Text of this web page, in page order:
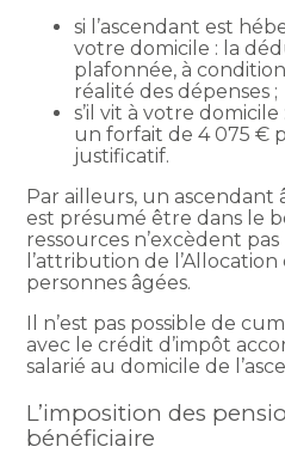
si l’ascendant est
votre domicile : la
plafonnée, à
réalité des dépenses ;
s’il vit à votre
un forfait de 4 075 €
justificatif.
Par ailleurs, un ascendant
est présumé être dans le
ressources n’excèdent
l’attribution de
personnes âgées.
Il n’est pas possible de
avec le crédit d’impôt
salarié au domicile de
L’imposition des
bénéficiaire